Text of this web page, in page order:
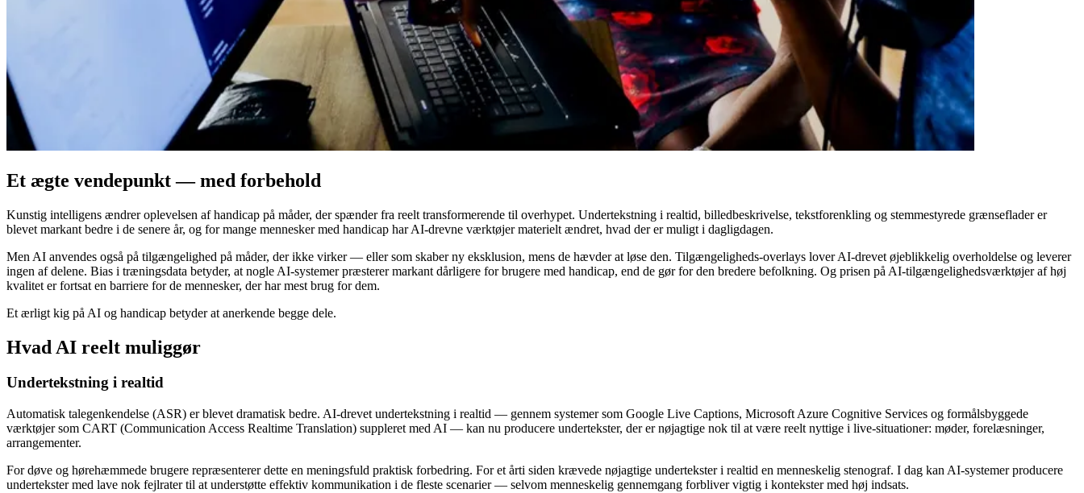
Et ægte vendepunkt — med forbehold
Kunstig intelligens ændrer oplevelsen af handicap på måder, der spænder fra reelt transformerende til overhypet. Undertekstning i realtid, billedbeskrivelse, tekstforenkling og stemmestyrede grænseflader er
blevet markant bedre i de senere år, og for mange mennesker med handicap har AI-drevne værktøjer materielt ændret, hvad der er muligt i dagligdagen.
Men AI anvendes også på tilgængelighed på måder, der ikke virker — eller som skaber ny eksklusion, mens de hævder at løse den. Tilgængeligheds-overlays lover AI-drevet øjeblikkelig overholdelse og leverer
ingen af delene. Bias i træningsdata betyder, at nogle AI-systemer præsterer markant dårligere for brugere med handicap, end de gør for den bredere befolkning. Og prisen på AI-tilgængelighedsværktøjer af høj
kvalitet er fortsat en barriere for de mennesker, der har mest brug for dem.
Et ærligt kig på AI og handicap betyder at anerkende begge dele.
Hvad AI reelt muliggør
Undertekstning i realtid
Automatisk talegenkendelse (ASR) er blevet dramatisk bedre. AI-drevet undertekstning i realtid — gennem systemer som Google Live Captions, Microsoft Azure Cognitive Services og formålsbyggede
værktøjer som CART (Communication Access Realtime Translation) suppleret med AI — kan nu producere undertekster, der er nøjagtige nok til at være reelt nyttige i live-situationer: møder, forelæsninger,
arrangementer.
For døve og hørehæmmede brugere repræsenterer dette en meningsfuld praktisk forbedring. For et årti siden krævede nøjagtige undertekster i realtid en menneskelig stenograf. I dag kan AI-systemer producere
undertekster med lave nok fejlrater til at understøtte effektiv kommunikation i de fleste scenarier — selvom menneskelig gennemgang forbliver vigtig i kontekster med høj indsats.